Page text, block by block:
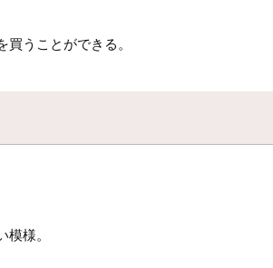
うことができる。
様。